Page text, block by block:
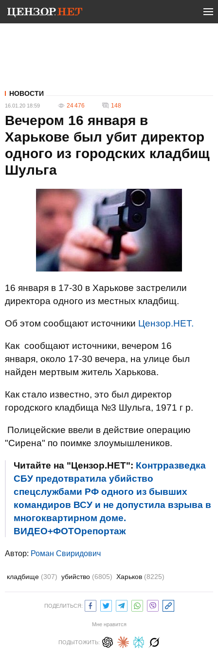
НОВОСТИ
16.01.20 18:59 24 476 148
Вечером 16 января в
Харькове был убит директор
одного из городских кладбищ
Шульга
16 января в 17-30 в Харькове застрелили
директора одного из местных кладбищ.
Об этом сообщают источники Цензор.НЕТ.
Как сообщают источники, вечером 16
января, около 17-30 вечера, на улице был
найден мертвым житель Харькова.
Как стало известно, это был директор
городского кладбища №3 Шульга, 1971 г р.
Полицейские ввели в действие операцию
"Сирена" по поимке злоумышлеников.
Читайте на "Цензор.НЕТ": Контрразведка
СБУ предотвратила убийство
спецслужбами РФ одного из бывших
командиров ВСУ и не допустила взрыва в
многоквартирном доме.
ВИДЕО+ФОТОрепортаж
Автор: Роман Свиридович
кладбище (307) убийство (6805) Харьков (8225)
ПОДЕЛИТЬСЯ:
Мне нравится
ПОДЫТОЖИТЬ: